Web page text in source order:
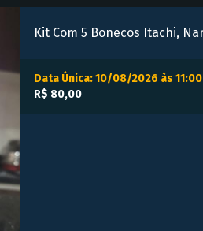
Data Única: 10/08/2026 às 11:00
R$ 80,00